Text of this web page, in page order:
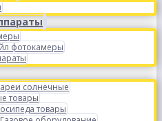
фотокамеры
солнечные
товары
товары